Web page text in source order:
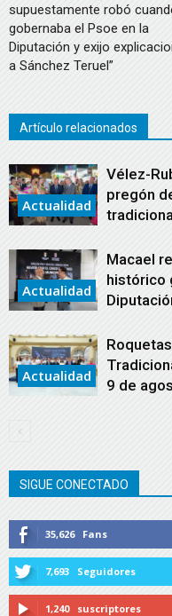
supuestamente robó
gobernaba el Psoe en la
Diputación y exijo
a Sánchez Teruel”
Artículo relacionados
Actualidad
Vélez-
pregón
Actualidad
Macael
histórico
Actualidad
9 de
SIGUE CONECTADO
35,626 Fans
7,693 Seguidores
1,240 suscriptores